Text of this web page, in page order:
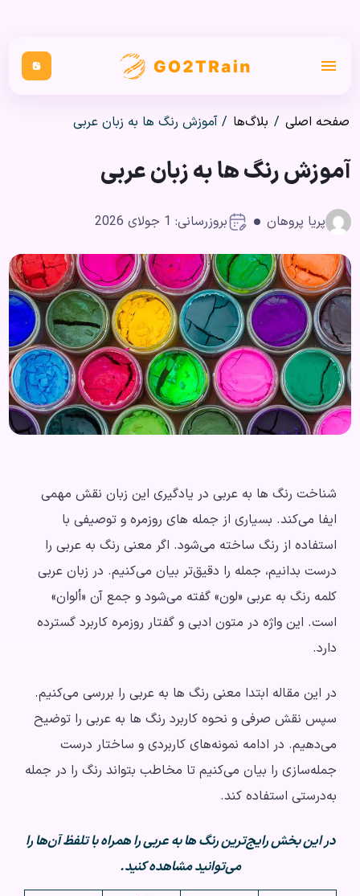
صفحه اصلی / بلاگ‌ها /آموزش رنگ ها به زبان عربی
آموزش رنگ ها به زبان عربی
پریا پروهان بروزرسانی: 1 جولای 2026
شناخت رنگ ها به عربی در یادگیری این زبان نقش مهمی
ایفا می‌کند. بسیاری از جمله های روزمره و توصیفی با
استفاده از رنگ ساخته می‌شود. اگر معنی رنگ به عربی را
درست بدانیم، جمله را دقیق‌تر بیان می‌کنیم. در زبان عربی
کلمه رنگ به عربی «لون» گفته می‌شود و جمع آن «ألوان»
است. این واژه در متون ادبی و گفتار روزمره کاربرد گسترده
دارد.
در این مقاله ابتدا معنی رنگ ها به عربی را بررسی می‌کنیم.
سپس نقش صرفی و نحوه کاربرد رنگ ها به عربی را توضیح
می‌دهیم. در ادامه نمونه‌های کاربردی و ساختار درست
جمله‌سازی را بیان می‌کنیم تا مخاطب بتواند رنگ را در جمله
به‌درستی استفاده کند.
در این بخش رایج‌ترین رنگ ها به عربی را همراه با تلفظ آن‌ها را
می‌توانید مشاهده کنید.